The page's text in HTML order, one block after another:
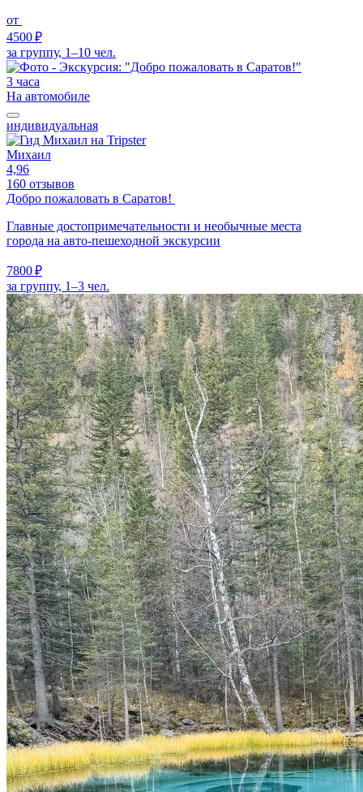
от
4500 ₽
за группу, 1–10 чел.
3 часа
На автомобиле
индивидуальная
Михаил
4,96
160 отзывов
Добро пожаловать в Саратов!
Главные достопримечательности и необычные места
города на авто-пешеходной экскурсии
7800 ₽
за группу, 1–3 чел.